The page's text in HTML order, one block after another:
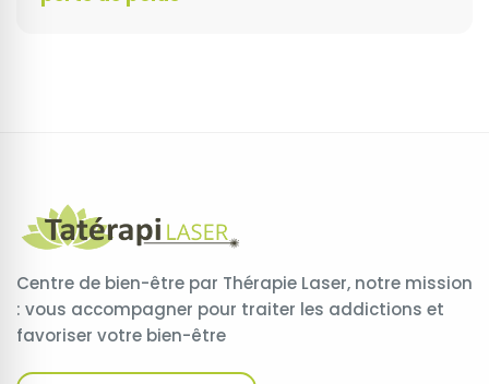
Centre de bien-être par Thérapie Laser, notre mission
: vous accompagner pour traiter les addictions et
favoriser votre bien-être